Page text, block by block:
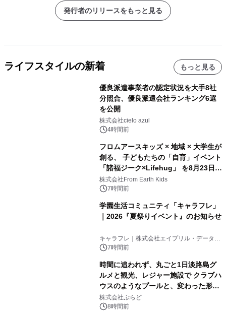
発行者のリリースをもっと見る
ライフスタイルの新着 もっと見る
優良派遣事業者の認定状況を大手8社
分照合、優良派遣会社ランキング6選
を公開
株式会社cielo azul
4時間前
フロムアースキッズ × 地域 × 大学生が
創る、 子どもたちの「自育」イベント
「諸福ジーク×Lifehug」 を8月23日
(日)開催
株式会社From Earth Kids
7時間前
学園生活コミュニティ「キャラフレ」
｜2026『夏祭りイベント』のお知らせ
キャラフレ｜株式会社エイプリル・データ・
デザインズ
7時間前
時間に追われず、丸ごと1日淡路島グ
ルメと観光、レジャー施設で クラブハ
ウスのようなプールと、変わった形の
サウナも 「THE BOXY AWAJI」のお
得な素泊まり連泊プランで
株式会社ぷらど
8時間前